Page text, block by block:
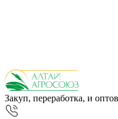
Закуп, переработка, и